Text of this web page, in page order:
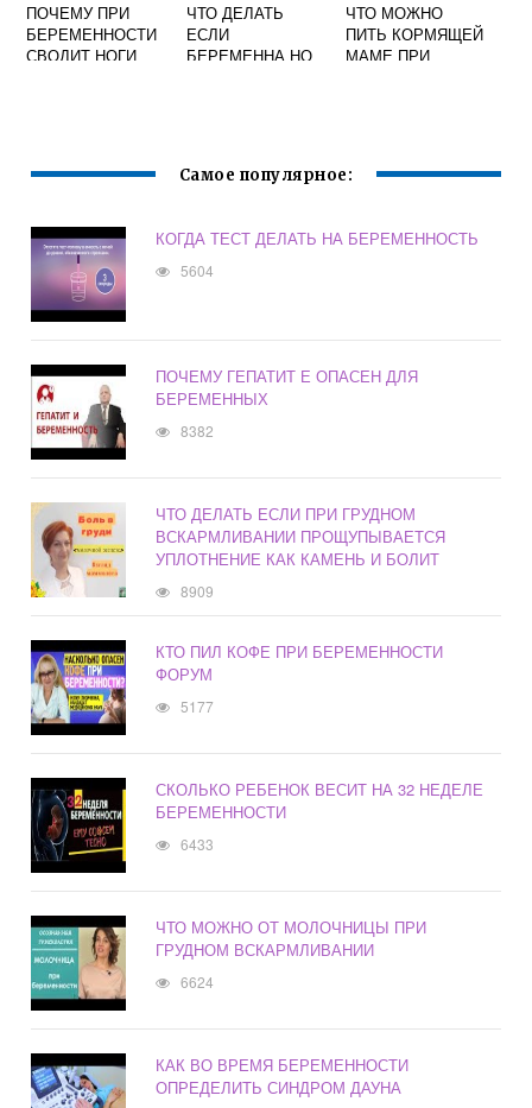
ПОЧЕМУ ПРИ
БЕРЕМЕННОСТИ
СВОДИТ НОГИ
ЧТО ДЕЛАТЬ
ЕСЛИ
БЕРЕМЕННА НО
ЧТО МОЖНО
ПИТЬ КОРМЯЩЕЙ
МАМЕ ПРИ
Самое популярное:
КОГДА ТЕСТ ДЕЛАТЬ НА БЕРЕМЕННОСТЬ
5604
ПОЧЕМУ ГЕПАТИТ Е ОПАСЕН ДЛЯ
БЕРЕМЕННЫХ
8382
ЧТО ДЕЛАТЬ ЕСЛИ ПРИ ГРУДНОМ
ВСКАРМЛИВАНИИ ПРОЩУПЫВАЕТСЯ
УПЛОТНЕНИЕ КАК КАМЕНЬ И БОЛИТ
8909
КТО ПИЛ КОФЕ ПРИ БЕРЕМЕННОСТИ
ФОРУМ
5177
СКОЛЬКО РЕБЕНОК ВЕСИТ НА 32 НЕДЕЛЕ
БЕРЕМЕННОСТИ
6433
ЧТО МОЖНО ОТ МОЛОЧНИЦЫ ПРИ
ГРУДНОМ ВСКАРМЛИВАНИИ
6624
КАК ВО ВРЕМЯ БЕРЕМЕННОСТИ
ОПРЕДЕЛИТЬ СИНДРОМ ДАУНА